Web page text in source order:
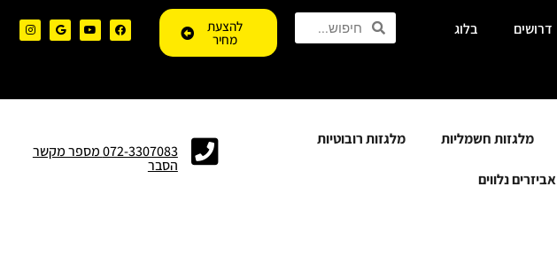
דרושים בלוג להצעת
מחיר
מלגזות חשמליות מלגזות רובוטיות
אביזרים נלווים
072-3307083 מספר מקשר
הסבר